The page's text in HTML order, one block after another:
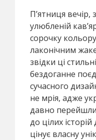
П’ятниця вечір,
улюбленій
сорочку
лаконічним
звідки ці
бездоганне
сучасного
не мрія, адже
давно
до цілих
цінує власну